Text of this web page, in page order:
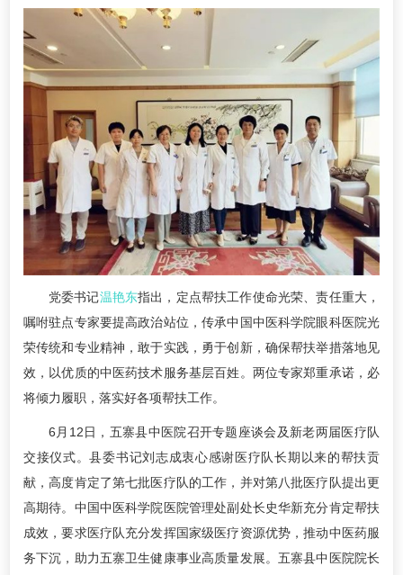
党委书记温艳东指出，定点帮扶工作使命光荣、责任重大，
嘱咐驻点专家要提高政治站位，传承中国中医科学院眼科医院光
荣传统和专业精神，敢于实践，勇于创新，确保帮扶举措落地见
效，以优质的中医药技术服务基层百姓。两位专家郑重承诺，必
将倾力履职，落实好各项帮扶工作。
6月12日，五寨县中医院召开专题座谈会及新老两届医疗队
交接仪式。县委书记刘志成衷心感谢医疗队长期以来的帮扶贡
献，高度肯定了第七批医疗队的工作，并对第八批医疗队提出更
高期待。中国中医科学院医院管理处副处长史华新充分肯定帮扶
成效，要求医疗队充分发挥国家级医疗资源优势，推动中医药服
务下沉，助力五寨卫生健康事业高质量发展。五寨县中医院院长